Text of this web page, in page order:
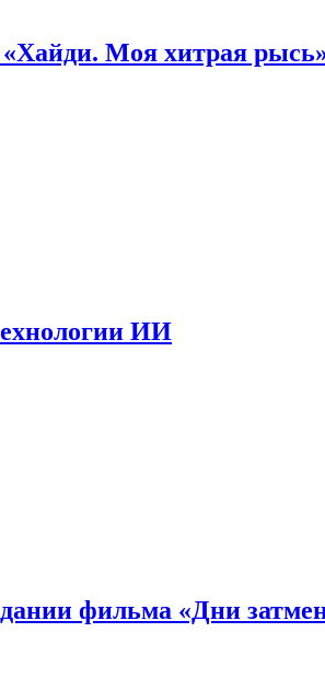
Моя хитрая
ИИ
фильма «Дни